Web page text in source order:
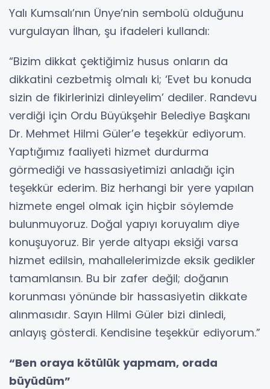
Yalı Kumsalı’nın Ünye’nin sembolü olduğunu
vurgulayan İlhan, şu ifadeleri kullandı:
“Bizim dikkat çektiğimiz husus onların da
dikkatini cezbetmiş olmalı ki; ‘Evet bu konuda
sizin de fikirlerinizi dinleyelim’ dediler. Randevu
verdiği için Ordu Büyükşehir Belediye Başkanı
Dr. Mehmet Hilmi Güler’e teşekkür ediyorum.
Yaptığımız faaliyeti hizmet durdurma
görmediği ve hassasiyetimizi anladığı için
teşekkür ederim. Biz herhangi bir yere yapılan
hizmete engel olmak için hiçbir söylemde
bulunmuyoruz. Doğal yapıyı koruyalım diye
konuşuyoruz. Bir yerde altyapı eksiği varsa
hizmet edilsin, mahallelerimizde eksik gedikler
tamamlansın. Bu bir zafer değil; doğanın
korunması yönünde bir hassasiyetin dikkate
alınmasıdır. Sayın Hilmi Güler bizi dinledi,
anlayış gösterdi. Kendisine teşekkür ediyorum.”
“Ben oraya kötülük yapmam, orada
büyüdüm”